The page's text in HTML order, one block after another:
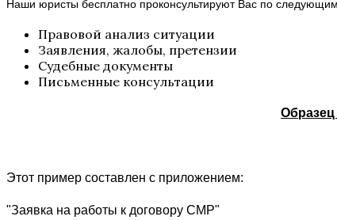
Наши юристы бесплатно проконсультируют Вас по
Правовой анализ ситуации
Заявления, жалобы, претензии
Судебные документы
Письменные консультации
Этот пример составлен с приложением:
"Заявка на работы к договору СМР"